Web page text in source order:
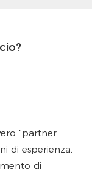
"partner
di esperienza,
di